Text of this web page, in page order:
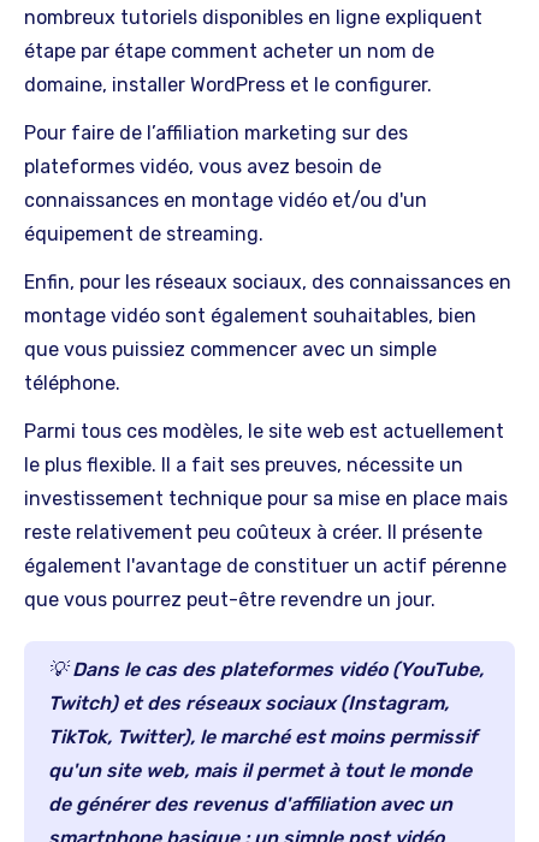
nombreux tutoriels disponibles en ligne expliquent
étape par étape comment acheter un nom de
domaine, installer WordPress et le configurer.
Pour faire de l’affiliation marketing sur des
plateformes vidéo, vous avez besoin de
connaissances en montage vidéo et/ou d'un
équipement de streaming.
Enfin, pour les réseaux sociaux, des connaissances en
montage vidéo sont également souhaitables, bien
que vous puissiez commencer avec un simple
téléphone.
Parmi tous ces modèles, le site web est actuellement
le plus flexible. Il a fait ses preuves, nécessite un
investissement technique pour sa mise en place mais
reste relativement peu coûteux à créer. Il présente
également l'avantage de constituer un actif pérenne
que vous pourrez peut-être revendre un jour.
💡 Dans le cas des plateformes vidéo (YouTube,
Twitch) et des réseaux sociaux (Instagram,
TikTok, Twitter), le marché est moins permissif
qu'un site web, mais il permet à tout le monde
de générer des revenus d'affiliation avec un